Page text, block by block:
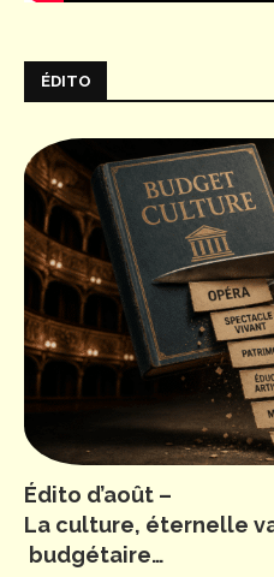
ÉDITO
Édito d’août –
La culture, éternelle
budgétaire…